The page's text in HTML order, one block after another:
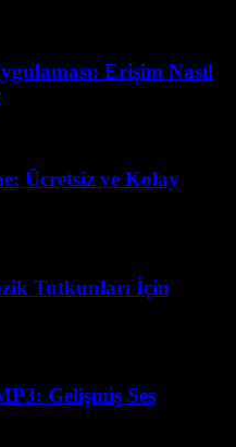
Erişim Nasıl
Ücretsiz ve Kolay
Tutkunları İçin
Gelişmiş Ses